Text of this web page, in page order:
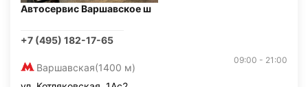
Автосервис Варшавское ш
+7 (495) 182-17-65
Варшавская(1400 м)
09:00 - 21:00